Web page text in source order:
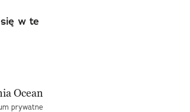
w te
prywatne